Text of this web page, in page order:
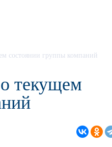
состоянии группы компаний
текущем